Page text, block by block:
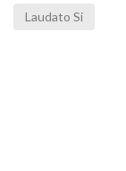
Laudato Si